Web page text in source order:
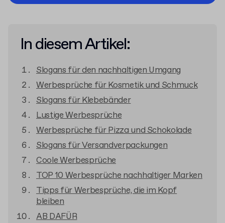
In diesem Artikel:
Slogans für den nachhaltigen Umgang
Werbesprüche für Kosmetik und Schmuck
Slogans für Klebebänder
Lustige Werbesprüche
Werbesprüche für Pizza und Schokolade
Slogans für Versandverpackungen
Coole Werbesprüche
TOP 10 Werbesprüche nachhaltiger Marken
Tipps für Werbesprüche, die im Kopf
bleiben
AB DAFÜR